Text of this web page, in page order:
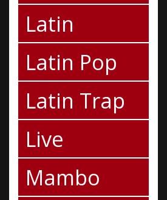
Latin
Latin Pop
Latin Trap
Live
Mambo